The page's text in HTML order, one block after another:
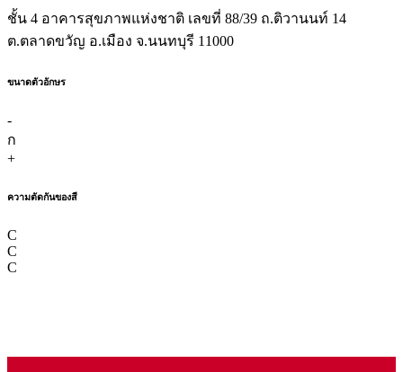
ชั้น 4 อาคารสุขภาพแห่งชาติ เลขที่ 88/39 ถ.ติวานนท์ 14
ต.ตลาดขวัญ อ.เมือง จ.นนทบุรี 11000
ขนาดตัวอักษร
-
ก
+
ความตัดกันของสี
C
C
C